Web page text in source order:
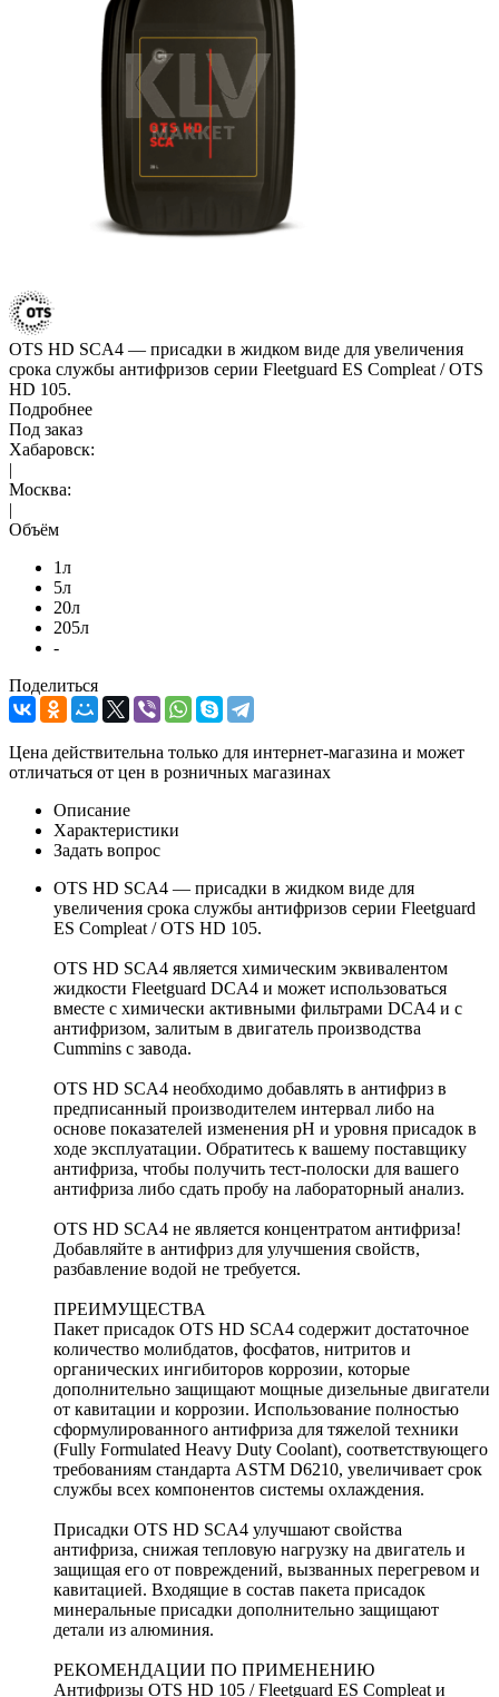
OTS HD SCA4 — присадки в жидком виде для увеличения
срока службы антифризов серии Fleetguard ES Compleat / OTS
HD 105.
Подробнее
Под заказ
Хабаровск:
|
Москва:
|
Объём
1л
5л
20л
205л
-
Поделиться
Цена действительна только для интернет-магазина и может
отличаться от цен в розничных магазинах
Описание
Характеристики
Задать вопрос
OTS HD SCA4 — присадки в жидком виде для
увеличения срока службы антифризов серии Fleetguard
ES Compleat / OTS HD 105.
OTS HD SCA4 является химическим эквивалентом
жидкости Fleetguard DCA4 и может использоваться
вместе с химически активными фильтрами DCA4 и с
антифризом, залитым в двигатель производства
Cummins с завода.
OTS HD SCA4 необходимо добавлять в антифриз в
предписанный производителем интервал либо на
основе показателей изменения pH и уровня присадок в
ходе эксплуатации. Обратитесь к вашему поставщику
антифриза, чтобы получить тест-полоски для вашего
антифриза либо сдать пробу на лабораторный анализ.
OTS HD SCA4 не является концентратом антифриза!
Добавляйте в антифриз для улучшения свойств,
разбавление водой не требуется.
ПРЕИМУЩЕСТВА
Пакет присадок OTS HD SCA4 содержит достаточное
количество молибдатов, фосфатов, нитритов и
органических ингибиторов коррозии, которые
дополнительно защищают мощные дизельные двигатели
от кавитации и коррозии. Использование полностью
сформулированного антифриза для тяжелой техники
(Fully Formulated Heavy Duty Coolant), соответствующего
требованиям стандарта ASTM D6210, увеличивает срок
службы всех компонентов системы охлаждения.
Присадки OTS HD SCA4 улучшают свойства
антифриза, снижая тепловую нагрузку на двигатель и
защищая его от повреждений, вызванных перегревом и
кавитацией. Входящие в состав пакета присадок
минеральные присадки дополнительно защищают
детали из алюминия.
РЕКОМЕНДАЦИИ ПО ПРИМЕНЕНИЮ
Антифризы OTS HD 105 / Fleetguard ES Compleat и